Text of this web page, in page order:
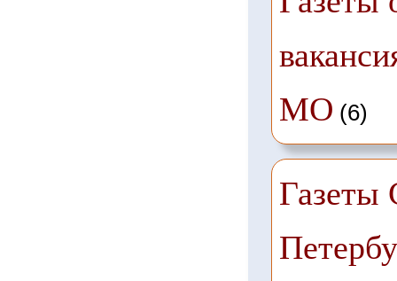
МО (6)
Газеты